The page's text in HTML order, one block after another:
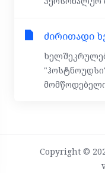
ძირითადი
Copyright ©